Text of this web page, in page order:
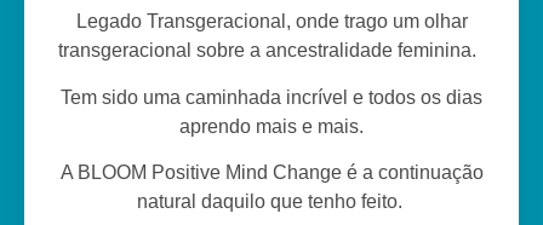
Legado Transgeracional, onde trago um olhar
transgeracional sobre a ancestralidade feminina.
Tem sido uma caminhada incrível e todos os dias
aprendo mais e mais.
A BLOOM Positive Mind Change é a continuação
natural daquilo que tenho feito.